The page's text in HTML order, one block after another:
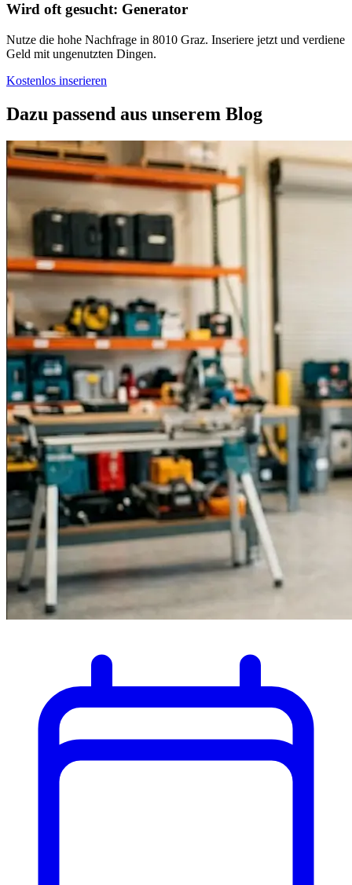
Wird oft gesucht: Generator
Nutze die hohe Nachfrage in 8010 Graz. Inseriere jetzt und verdiene
Geld mit ungenutzten Dingen.
Kostenlos inserieren
Dazu passend aus unserem Blog